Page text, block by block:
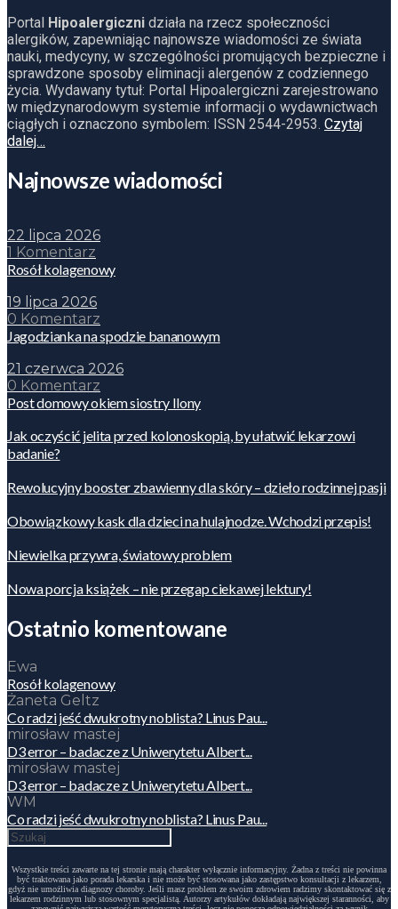
Portal Hipoalergiczni działa na rzecz społeczności
alergików, zapewniając najnowsze wiadomości ze świata
nauki, medycyny, w szczególności promujących bezpieczne i
sprawdzone sposoby eliminacji alergenów z codziennego
życia. Wydawany tytuł: Portal Hipoalergiczni zarejestrowano
w międzynarodowym systemie informacji o wydawnictwach
ciągłych i oznaczono symbolem: ISSN 2544-2953. Czytaj
dalej…
Najnowsze wiadomości
22 lipca 2026
1 Komentarz
Rosół kolagenowy
19 lipca 2026
0 Komentarz
Jagodzianka na spodzie bananowym
21 czerwca 2026
0 Komentarz
Post domowy okiem siostry Ilony
Jak oczyścić jelita przed kolonoskopią, by ułatwić lekarzowi
badanie?
Rewolucyjny booster zbawienny dla skóry – dzieło rodzinnej pasji
Obowiązkowy kask dla dzieci na hulajnodze. Wchodzi przepis!
Niewielka przywra, światowy problem
Nowa porcja książek – nie przegap ciekawej lektury!
Ostatnio komentowane
Ewa
Rosół kolagenowy
Żaneta Geltz
Co radzi jeść dwukrotny noblista? Linus Pau...
mirosław mastej
D3 error – badacze z Uniwerytetu Albert...
mirosław mastej
D3 error – badacze z Uniwerytetu Albert...
WM
Co radzi jeść dwukrotny noblista? Linus Pau...
Wszystkie treści zawarte na tej stronie mają charakter wyłącznie informacyjny. Żadna z treści nie powinna
być traktowana jako porada lekarska i nie może być stosowana jako zastępstwo konsultacji z lekarzem,
gdyż nie umożliwia diagnozy choroby. Jeśli masz problem ze swoim zdrowiem radzimy skontaktować się z
lekarzem rodzinnym lub stosownym specjalistą. Autorzy artykułów dokładają największej staranności, aby